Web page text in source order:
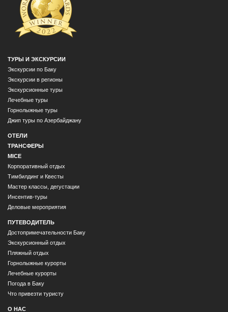
ТУРЫ И ЭКСКУРСИИ
Экскурсии по Баку
Экскурсии в регионы
Экскурсионные туры
Лечебные туры
Горнолыжные туры
Джип туры по Азербайджану
ОТЕЛИ
ТРАНСФЕРЫ
MICE
Корпоративный отдых
Тимбилдинг и Квесты
Мастер классы, дегустации
Инсентив-туры
Деловые мероприятия
ПУТЕВОДИТЕЛЬ
Достопримечательности Баку
Экскурсионный отдых
Пляжный отдых
Горнолыжные курорты
Лечебные курорты
Погода в Баку
Что привезти туристу
О НАС